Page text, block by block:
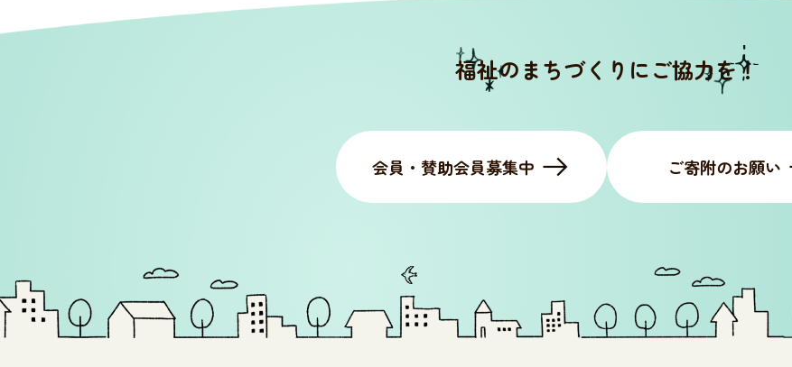
福祉のまちづくりにご協力を！
会員・賛助会員募集中 ご寄附のお願い